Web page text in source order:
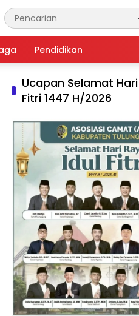
Pendidikan
Ucapan Selamat
Fitri 1447 H/2026